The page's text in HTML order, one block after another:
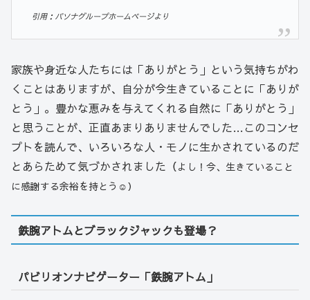
引用：パソナグループホームページより
家族や身近な人たちには「ありがとう」という気持ちがわ
くことはありますが、自分が今生きていることに「ありが
とう」。豊かな恵みを与えてくれる自然に「ありがとう」
と思うことが、正直あまりありませんでした…このコンセ
プトを読んで、いろいろな人・モノに生かされているのだ
とあらためて気づかされました（よし！今、生きていること
に感謝する余裕を持とう☺）
鉄腕アトムとブラックジャックも登場？
パビリオンナビゲーター「鉄腕アトム」